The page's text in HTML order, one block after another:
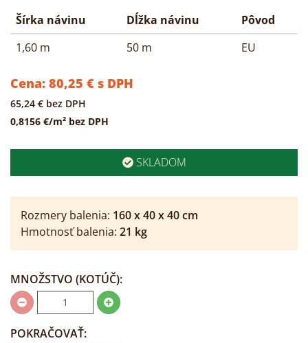
Šírka návinu Dĺžka návinu
Pôvod
1,60 m
50 m EU
Cena: 80,25 € s DPH
65,24 € bez DPH
0,8156 €/m² bez DPH
SKLADOM
Rozmery balenia: 160x40x40cm
Hmotnosť balenia: 21 kg
MNOŽSTVO (KOTÚČ):
POKRAČOVAŤ: